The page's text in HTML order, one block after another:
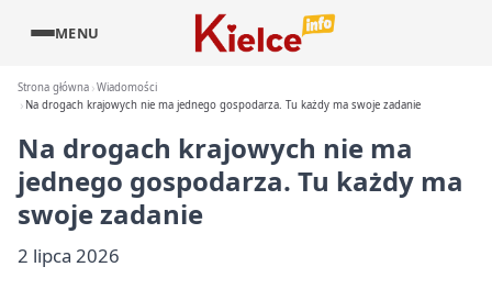
MENU
Strona główna Wiadomości
Na drogach krajowych nie ma jednego gospodarza. Tu każdy ma swoje zadanie
Na drogach krajowych nie ma
jednego gospodarza. Tu każdy ma
swoje zadanie
2 lipca 2026